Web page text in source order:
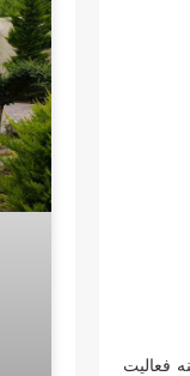
فعالیت